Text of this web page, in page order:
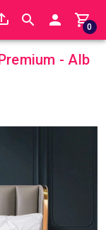
0
- Alb